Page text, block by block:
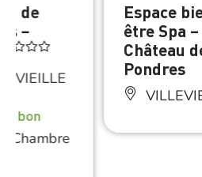
de
–
bon
Chambre
Espace
être Spa –
Château
Pondres